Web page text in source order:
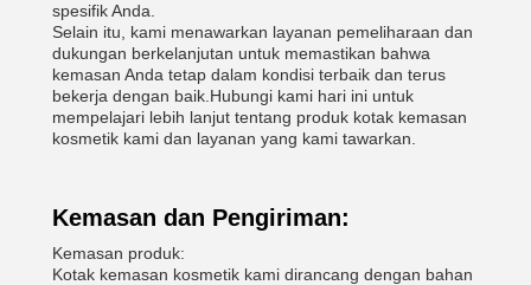
spesifik Anda.
Selain itu, kami menawarkan layanan pemeliharaan dan
dukungan berkelanjutan untuk memastikan bahwa
kemasan Anda tetap dalam kondisi terbaik dan terus
bekerja dengan baik.Hubungi kami hari ini untuk
mempelajari lebih lanjut tentang produk kotak kemasan
kosmetik kami dan layanan yang kami tawarkan.
Kemasan dan Pengiriman:
Kemasan produk:
Kotak kemasan kosmetik kami dirancang dengan bahan